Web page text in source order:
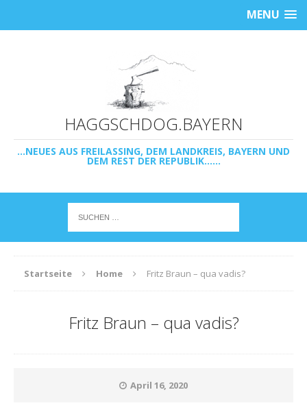
MENU
HAGGSCHDOG.BAYERN
...NEUES AUS FREILASSING, DEM LANDKREIS, BAYERN UND
DEM REST DER REPUBLIK......
Startseite Home Fritz Braun – qua vadis?
Fritz Braun – qua vadis?
April 16, 2020